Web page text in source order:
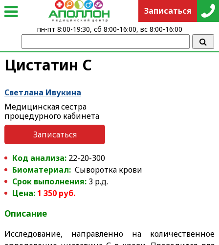
Цистатин С
Светлана Ивукина
Медицинская сестра
процедурного кабинета
Записаться
Код анализа: 22-20-300
Биоматериал: Сыворотка крови
Срок выполнения:3 р.д.
Цена: 1 350 руб.
Описание
Исследование, направленно на количественное
Записаться
пн-пт 8:00-19:30, сб 8:00-16:00, вс 8:00-16:00